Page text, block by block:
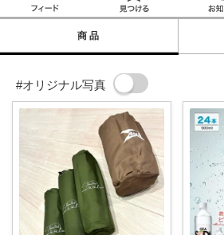
商品
#オリジナル写真